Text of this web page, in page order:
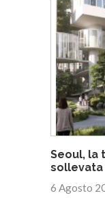
Seoul, la
sollevata
6 Agosto